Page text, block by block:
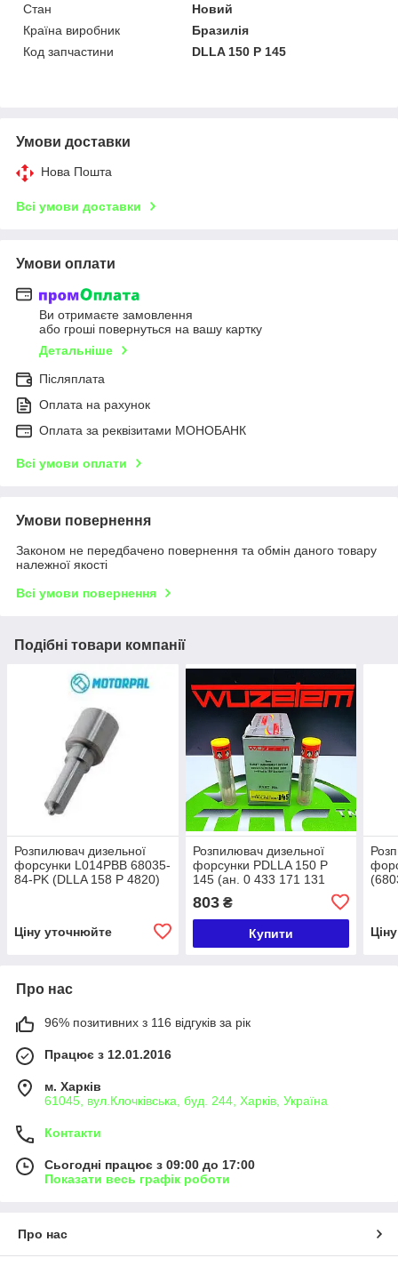
Стан
Новий
Країна виробник
Бразилія
Код запчастини
DLLA 150 P 145
Умови доставки
Нова Пошта
Всі умови доставки
Умови оплати
Ви отримаєте замовлення
або гроші повернуться на вашу картку
Детальніше
Післяплата
Оплата на рахунок
Оплата за реквізитами МОНОБАНК
Всі умови оплати
Умови повернення
Законом не передбачено повернення та обмін даного товару
належної якості
Всі умови повернення
Подібні товари компанії
Розпилювач дизельної
форсунки L014PBB 68035-
84-PK (DLLA 158 P 4820)
Ціну уточнюйте
Розпилювач дизельної
форсунки PDLLA 150 P
145 (ан. 0 433 171 131
DLLA 150 P 145 BOSCH)
Wuzetem KHD, DEUTZ,
VOLVO PENTA, VOLVO
803₴
Купити
Про нас
96% позитивних з 116 відгуків за рік
Працює з 12.01.2016
м. Харків
61045, вул.Клочківська, буд. 244, Харків, Україна
Контакти
Сьогодні працює з 09:00 до 17:00
Показати весь графік роботи
Про нас